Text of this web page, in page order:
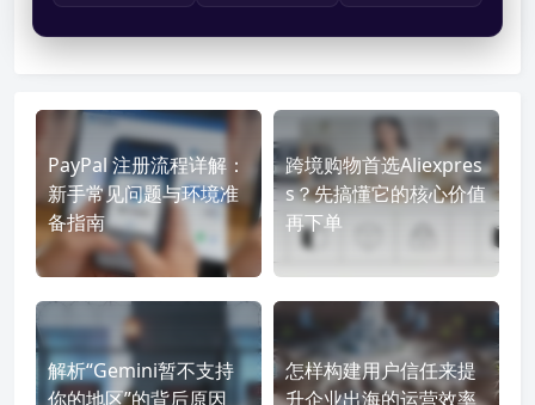
PayPal 注册流程详解：
新手常见问题与环境准
备指南
跨境购物首选Aliexpres
s？先搞懂它的核心价值
再下单
解析“Gemini暂不支持
你的地区”的背后原因
怎样构建用户信任来提
升企业出海的运营效率